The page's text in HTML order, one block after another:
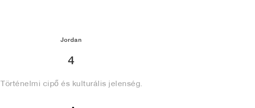
Jordan
4
Történelmi cipő és kulturális jelenség.